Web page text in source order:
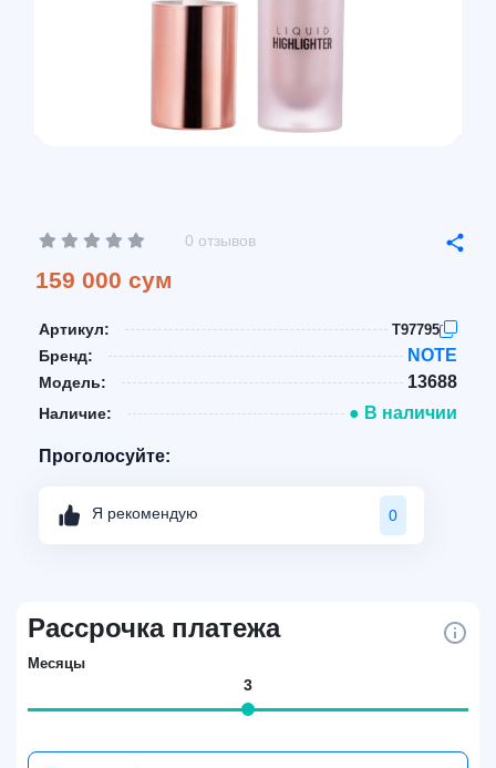
0 отзывов
159 000 сум
Артикул: T97795
Бренд: NOTE
Модель: 13688
Наличие: ● В наличии
Проголосуйте:
Я рекомендую 0
Рассрочка платежа
Месяцы
3